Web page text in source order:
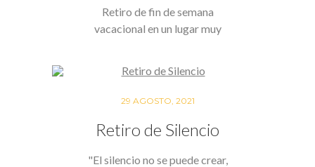
Retiro de fin de semana
vacacional en un lugar muy
29 AGOSTO, 2021
Retiro de Silencio
"El silencio no se puede crear,